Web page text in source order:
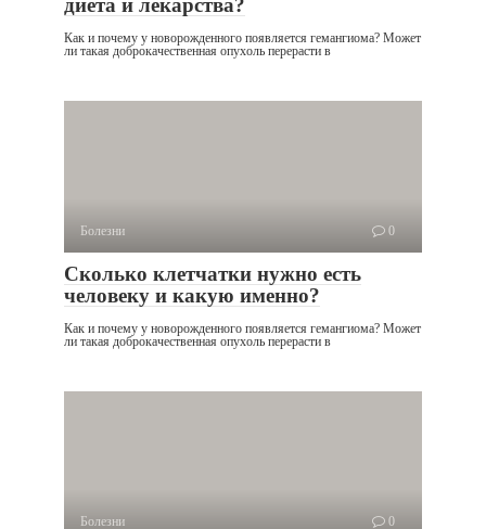
диета и лекарства?
Как и почему у новорожденного появляется гемангиома? Может
ли такая доброкачественная опухоль перерасти в
Болезни 0
Сколько клетчатки нужно есть
человеку и какую именно?
Как и почему у новорожденного появляется гемангиома? Может
ли такая доброкачественная опухоль перерасти в
Болезни 0